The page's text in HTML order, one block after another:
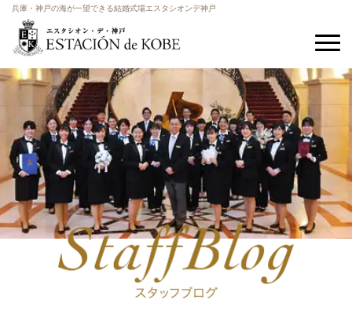
兵庫・神戸の海が一望できる結婚式場エスタシオンデ神戸